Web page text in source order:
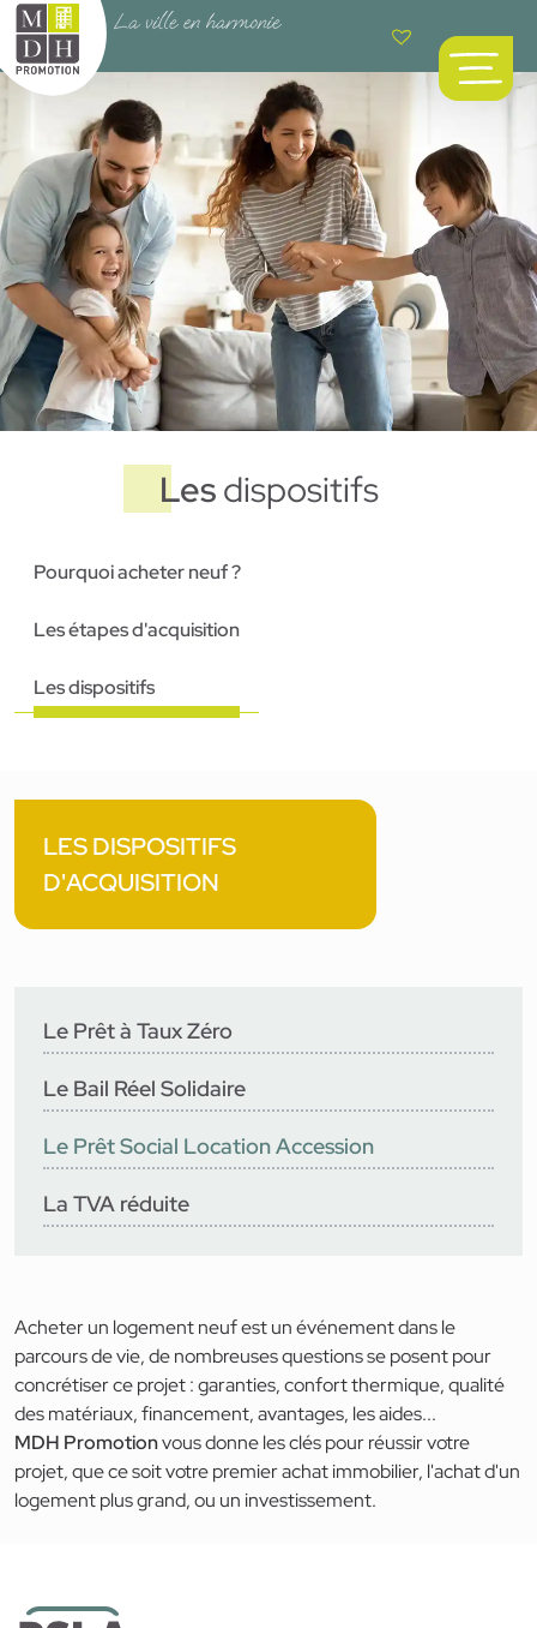
Lesdispositifs
Pourquoi acheter neuf ?
Les étapes d'acquisition
Les dispositifs
LES DISPOSITIFS
D'ACQUISITION
Acheter un logement neuf est un événement dans le
parcours de vie, de nombreuses questions se posent pour
concrétiser ce projet : garanties, confort thermique, qualité
des matériaux, financement, avantages, les aides...
MDH Promotionvous donne les clés pour réussir votre
projet, que ce soit votre premier achat immobilier, l'achat d'un
logement plus grand, ou un investissement.
Le Prêt à Taux Zéro
Le Bail Réel Solidaire
Le Prêt Social Location Accession
La TVA réduite